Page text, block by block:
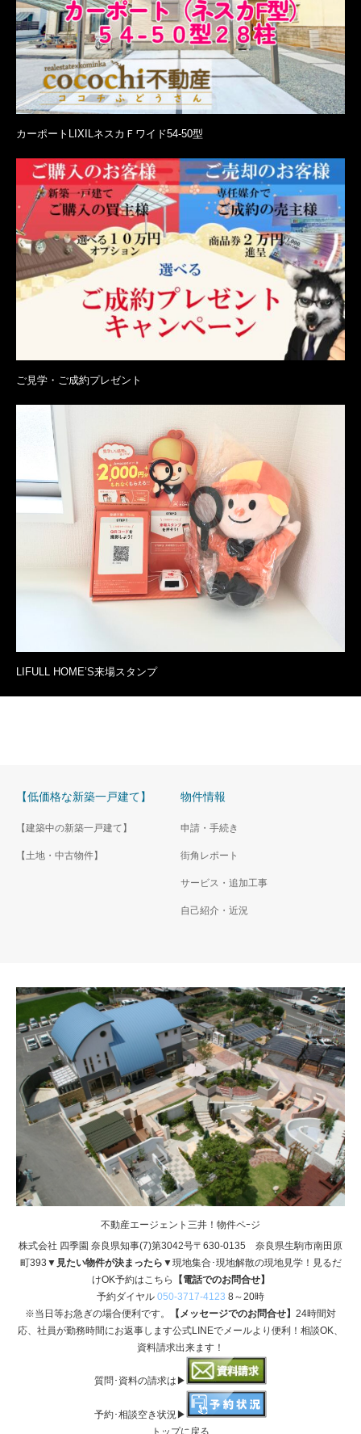
カーポートLIXILネスカＦワイド54-50型
ご見学・ご成約プレゼント
LIFULL HOME’S来場スタンプ
【低価格な新築一戸建て】
【建築中の新築一戸建て】
【土地・中古物件】
物件情報
申請・手続き
街角レポート
サービス・追加工事
自己紹介・近況
不動産エージェント三井！物件ペｰジ
株式会社 四季園 奈良県知事(7)第3042号〒630-0135 奈良県生駒市南田原
町393 ▼見たい物件が決まったら▼現地集合･現地解散の現地見学！見るだ
けOK予約はこちら
【電話でのお問合せ】
予約ダイヤル 050-3717-4123 8～20時
※当日等お急ぎの場合便利です。
【メッセージでのお問合せ】 24時間対
応、社員が勤務時間にお返事します公式LINEでメールより便利！相談OK、
資料請求出来ます！
質問･資料の請求は▶
予約･相談空き状況▶
トップに戻る